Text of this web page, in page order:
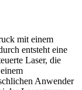
mit einem
entsteht eine
Laser, die
Anwender